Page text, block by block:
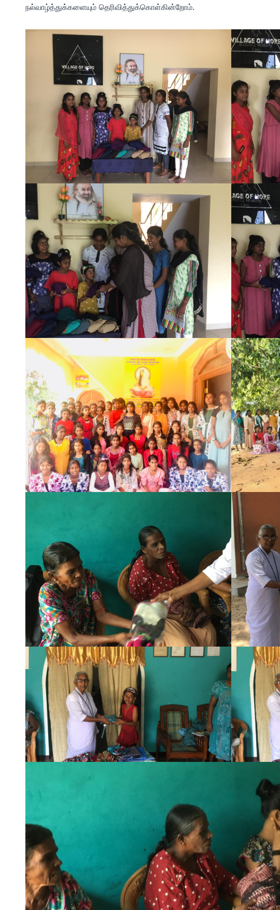
நல்வாழ்த்துக்களையும் தெரிவித்துக்கொள்கின்றோம்.